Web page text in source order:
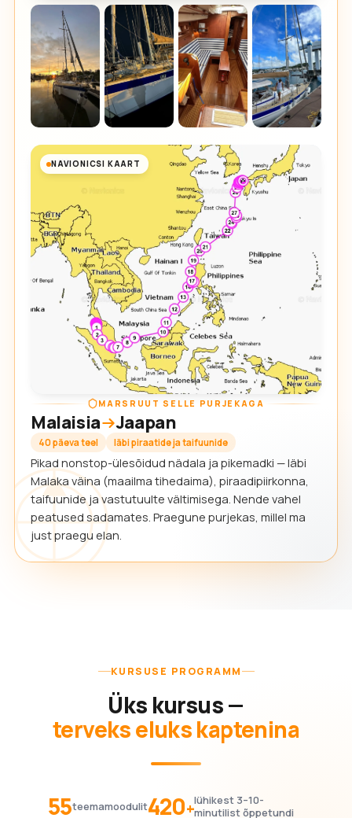
NAVIONICSI KAART
MARSRUUT SELLE PURJEKAGA
Malaisia Jaapan
40 päeva teel läbi piraatide ja taifuunide
Pikad nonstop-ülesõidud nädala ja pikemadki — läbi
Malaka väina (maailma tihedaima), piraadipiirkonna,
taifuunide ja vastutuulte vältimisega. Nende vahel
peatused sadamates. Praegune purjekas, millel ma
just praegu elan.
KURSUSE PROGRAMM
Üks kursus —
terveks eluks kaptenina
55teemamoodulit420+lühikest 3–10-
minutilist õppetundi